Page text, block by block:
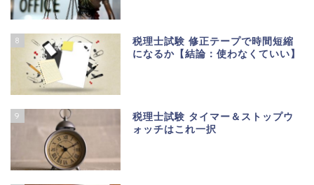
8
税理士試験 修正テープで時間短縮
になるか【結論：使わなくていい】
9
税理士試験 タイマー＆ストップウ
ォッチはこれ一択